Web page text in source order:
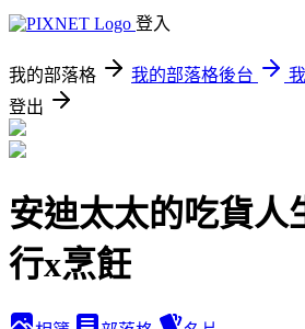
登入
我的部落格 我的部落格後台
登出
安迪太太的吃貨人
行x烹飪